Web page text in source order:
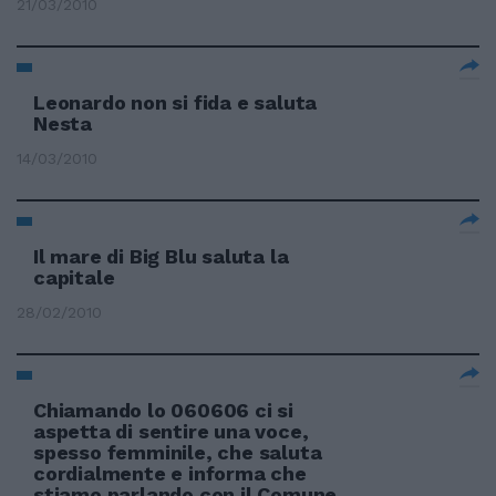
21/03/2010
Leonardo non si fida e saluta
Nesta
14/03/2010
Il mare di Big Blu saluta la
capitale
28/02/2010
Chiamando lo 060606 ci si
aspetta di sentire una voce,
spesso femminile, che saluta
cordialmente e informa che